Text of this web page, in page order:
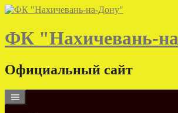
Skip
content
ФК "Нахичевань-
Официальный сайт